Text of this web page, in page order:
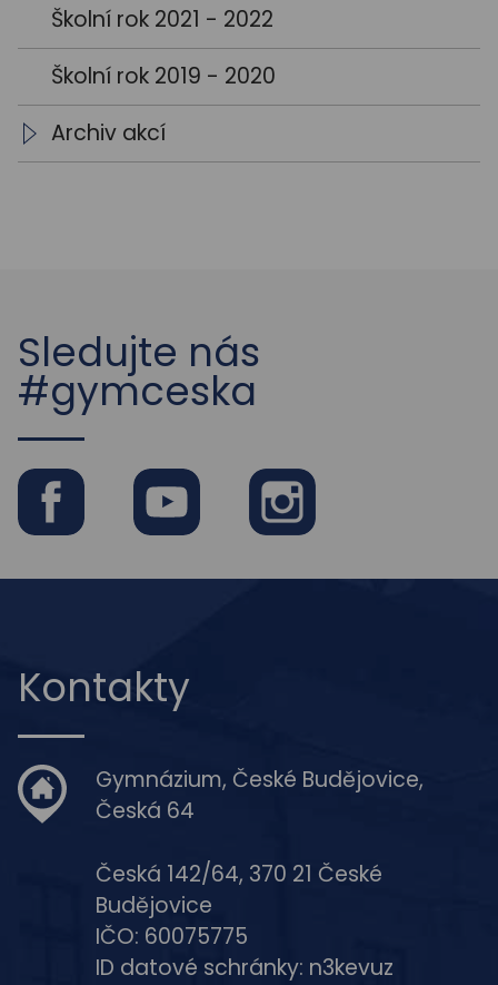
Školní rok 2021 - 2022
Školní rok 2019 - 2020
Archiv akcí
Sledujte nás
#gymceska
Kontakty
Gymnázium, České Budějovice,
Česká 64
Česká 142/64, 370 21 České
Budějovice
IČO: 60075775
ID datové schránky: n3kevuz